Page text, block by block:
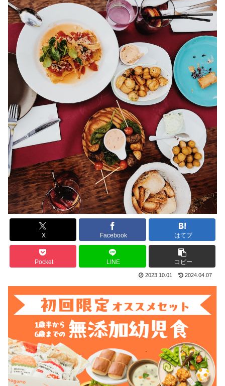
X Facebook はてブ
Pocket LINE コピー
2023.10.01 2024.04.07